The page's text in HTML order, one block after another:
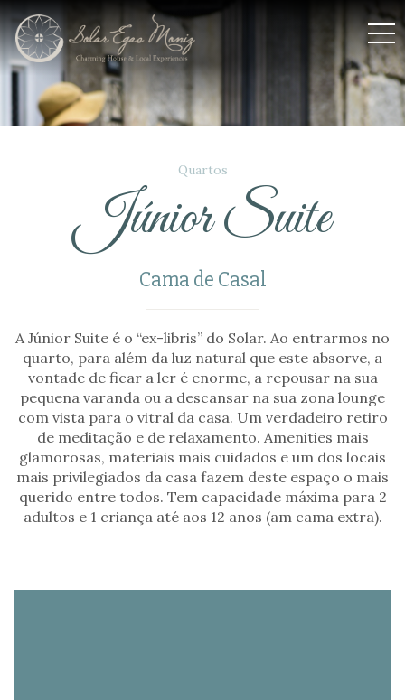
Quartos
Júnior Suite
Cama de Casal
A Júnior Suite é o “ex-libris” do Solar. Ao entrarmos no
quarto, para além da luz natural que este absorve, a
vontade de ficar a ler é enorme, a repousar na sua
pequena varanda ou a descansar na sua zona lounge
com vista para o vitral da casa. Um verdadeiro retiro
de meditação e de relaxamento. Amenities mais
glamorosas, materiais mais cuidados e um dos locais
mais privilegiados da casa fazem deste espaço o mais
querido entre todos. Tem capacidade máxima para 2
adultos e 1 criança até aos 12 anos (am cama extra).